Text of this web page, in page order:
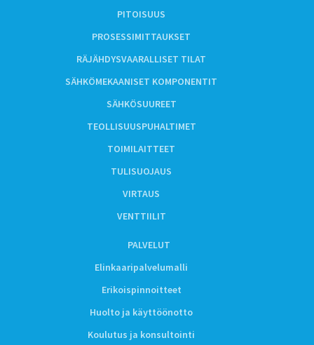
PITOISUUS
PROSESSIMITTAUKSET
RÄJÄHDYSVAARALLISET TILAT
SÄHKÖMEKAANISET KOMPONENTIT
SÄHKÖSUUREET
TEOLLISUUSPUHALTIMET
TOIMILAITTEET
TULISUOJAUS
VIRTAUS
VENTTIILIT
PALVELUT
Elinkaaripalvelumalli
Erikoispinnoitteet
Huolto ja käyttöönotto
Koulutus ja konsultointi